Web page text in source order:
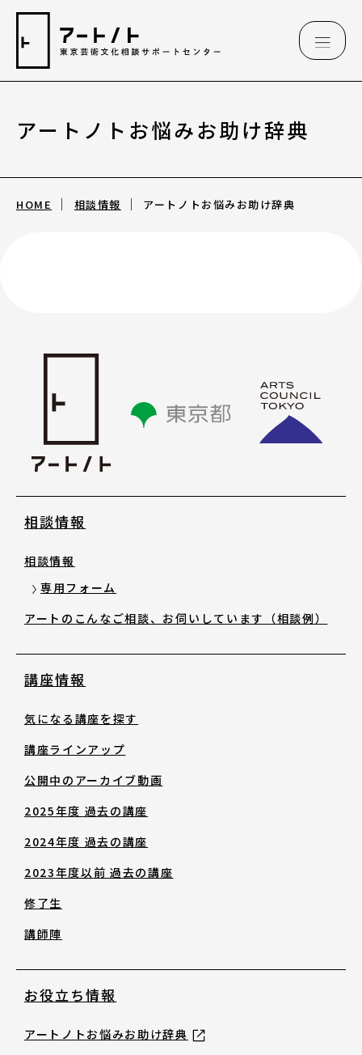
相談情報
相談情報
気になる講座を探す
公開中のアーカイブ動画
2025年度 過去の講座
2023年度以前 過去の講座
修了生
お役立ち情報
アートノトお悩みお助け辞典
アワード・コンテスト情報
アートノトお悩みお助け辞典
HOME 相談情報 アートノトお悩みお助け辞典
相談情報
相談情報
専用フォーム
アートのこんなご相談、お伺いしています（相談例）
講座情報
気になる講座を探す
講座ラインアップ
公開中のアーカイブ動画
2025年度 過去の講座
2024年度 過去の講座
2023年度以前 過去の講座
修了生
講師陣
お役立ち情報
アートノトお悩みお助け辞典